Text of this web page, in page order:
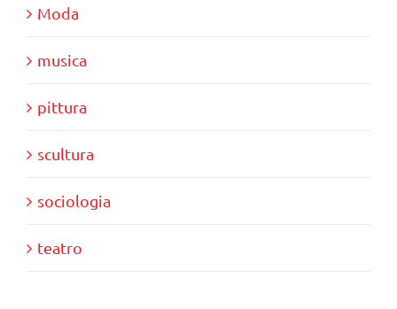
Moda
musica
pittura
scultura
sociologia
teatro